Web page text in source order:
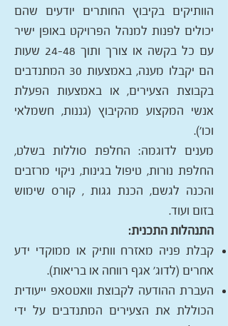
הוותיקים בקיבוץ החותרים יודעים שהם
יכולים לפנות למנהל הפרויקט באופן ישיר
עם כל בקשה או צורך ותוך 24-48 שעות
הם יקבלו מענה, באמצעות 30 המתנדבים
בקבוצת הצעירים, או באמצעות הפעלת
אנשי המקצוע מהקיבוץ (גננות, חשמלאי
וכו').
מענים לדוגמה: החלפת סוללות בשלט,
החלפת נורות, טיפול בגינות, ניקוי מרזבים
והכנה לגשם, הכנת גגות , קורס שימוש
בזום ועוד.
התנהלות התכנית:
קבלת פניה מאזרח וותיק או ממוקדי ידע
אחרים (לדוג' אגף רווחה או בריאות).
העברת ההודעה לקבוצת וואטסאפ ייעודית
הכוללת את הצעירים המתנדבים על ידי